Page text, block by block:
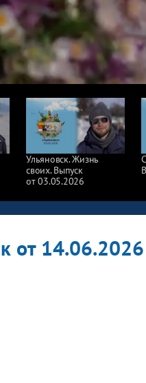
Ульяновск. Жизнь
своих. Выпуск
от 03.05.2026
от 14.06.2026